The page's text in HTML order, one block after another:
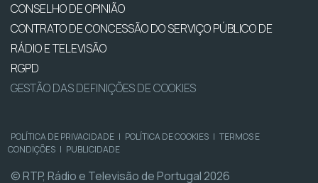
CONSELHO DE OPINIÃO
CONTRATO DE CONCESSÃO DO SERVIÇO PÚBLICO DE
RÁDIO E TELEVISÃO
RGPD
GESTÃO DAS DEFINIÇÕES DE COOKIES
POLÍTICA DE PRIVACIDADE | POLÍTICA DE COOKIES | TERMOS E
CONDIÇÕES | PUBLICIDADE
© RTP, Rádio e Televisão de Portugal 2026